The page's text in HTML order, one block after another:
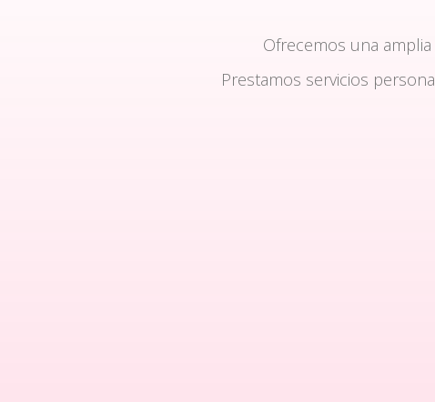
Ofrecemos una amplia
Prestamos servicios